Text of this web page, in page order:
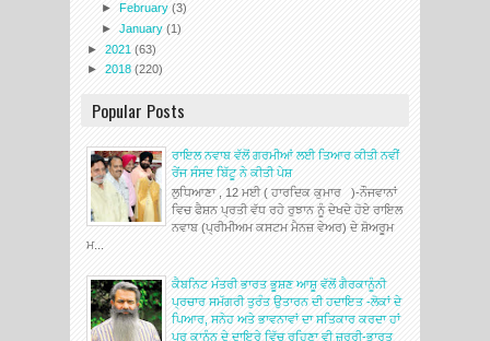
► February(3)
►January(1)
► 2021 (63)
► 2018 (220)
Popular Posts
ਰਾਇਲ ਨਵਾਬ ਵੱਲੋਂ ਗਰਮੀਆਂ ਲਈ ਤਿਆਰ ਕੀਤੀ ਨਵੀਂ
ਰੇਂਜ ਸੰਸਦ ਬਿੱਟੂ ਨੇ ਕੀਤੀ ਪੇਸ਼
ਲੁਧਿਆਣਾ , 12 ਮਈ ( ਹਾਰਦਿਕ ਕੁਮਾਰ )-ਨੌਜਵਾਨਾਂ
ਵਿਚ ਫੈਸ਼ਨ ਪ੍ਰਤੀ ਵੱਧ ਰਹੇ ਰੁਝਾਨ ਨੂੰ ਦੇਖਦੇ ਹੋਏ ਰਾਇਲ
ਨਵਾਬ (ਪ੍ਰੀਮੀਅਮ ਕਸਟਮ ਮੈਨਜ਼ ਵੇਅਰ) ਦੇ ਸ਼ੋਅਰੂਮ
ਮ...
ਕੈਬਨਿਟ ਮੰਤਰੀ ਭਾਰਤ ਭੂਸ਼ਣ ਆਸ਼ੂ ਵੱਲੋਂ ਗੈਰਕਾਨੂੰਨੀ
ਪ੍ਰਚਾਰ ਸਮੱਗਰੀ ਤੁਰੰਤ ਉਤਾਰਨ ਦੀ ਹਦਾਇਤ -ਲੋਕਾਂ ਦੇ
ਪਿਆਰ, ਸਨੇਹ ਅਤੇ ਭਾਵਨਾਵਾਂ ਦਾ ਸਤਿਕਾਰ ਕਰਦਾ ਹਾਂ
ਪਰ ਕਾਨੂੰਨ ਦੇ ਦਾਇਰੇ ਵਿੱਚ ਰਹਿਣਾ ਵੀ ਜ਼ਰੂਰੀ-ਭਾਰਤ